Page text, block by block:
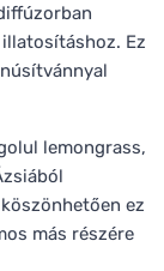
Ez
lemongrass,
ez
más részére